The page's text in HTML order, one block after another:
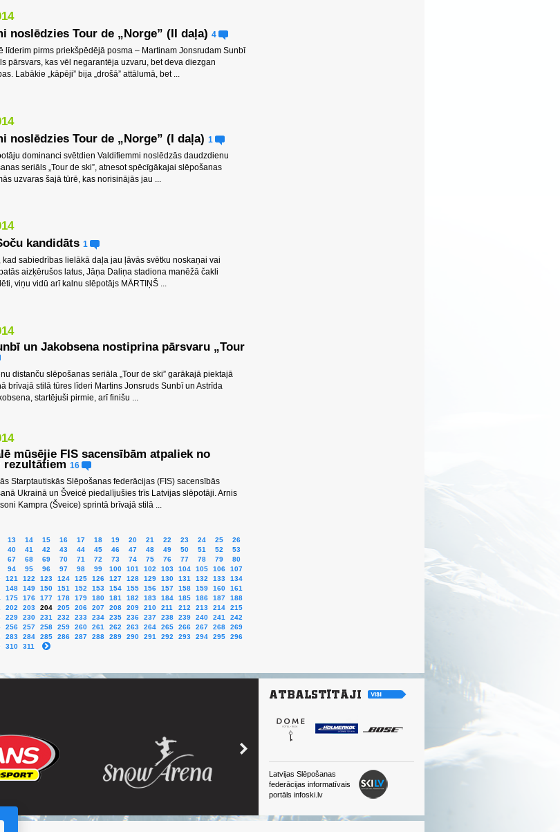
noslēdzies Tour de „Norge” (II daļa) 4
līderim pirms priekšpēdējā posma – Martinam Jonsrudam Sunbī
pārsvars, kas vēl negarantēja uzvaru, bet deva diezgan
Labākie „kāpēji” bija „drošā” attālumā, bet ...
noslēdzies Tour de „Norge” (I daļa) 1
dominanci svētdien Valdifiemmi noslēdzās daudzdienu
seriāls „Tour de ski”, atnesot spēcīgākajai slēpošanas
uzvaras šajā tūrē, kas norisinājās jau ...
kandidāts 1
kad sabiedrības lielākā daļa jau ļāvās svētku noskaņai vai
aizķērušos latus, Jāņa Daliņa stadiona manēžā čakli
viņu vidū arī kalnu slēpotājs MĀRTIŅŠ ...
un Jakobsena nostiprina pārsvaru „Tour
distanču slēpošanas seriāla „Tour de ski” garākajā piektajā
brīvajā stilā tūres līderi Martins Jonsruds Sunbī un Astrīda
startējuši pirmie, arī finišu ...
mūsējie FIS sacensībām atpaliek no
rezultātiem 16
Starptautiskās Slēpošanas federācijas (FIS) sacensībās
Ukrainā un Šveicē piedalījušies trīs Latvijas slēpotāji. Arnis
Kampra (Šveice) sprintā brīvajā stilā ...
13 14 15 16 17 18 19 20 21 22 23 24 25
26
40 41 42 43 44 45 46 47 48 49 50 51 52
53
67 68 69 70 71 72 73 74 75 76 77 78 79
80
94 95 96 97 98 99 100 101 102 103 104 105 106
107
121 122 123 124 125 126 127 128 129 130 131 132 133
134
148 149 150 151 152 153 154 155 156 157 158 159 160
161
175 176 177 178 179 180 181 182 183 184 185 186 187
188
202 203 204 205 206 207 208 209 210 211 212 213 214
215
229 230 231 232 233 234 235 236 237 238 239 240 241
242
256 257 258 259 260 261 262 263 264 265 266 267 268
269
283 284 285 286 287 288 289 290 291 292 293 294 295
296
310 311
Latvijas Slēpošanas
federācijas informatīvais
portāls infoski.lv